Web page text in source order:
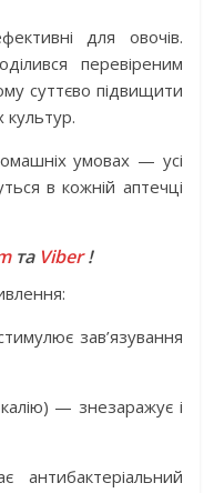
для овочів.
перевіреним
суттєво підвищити
культур.
умовах — усі
в кожній аптечці
та Viber!
зав’язування
— знезаражує і